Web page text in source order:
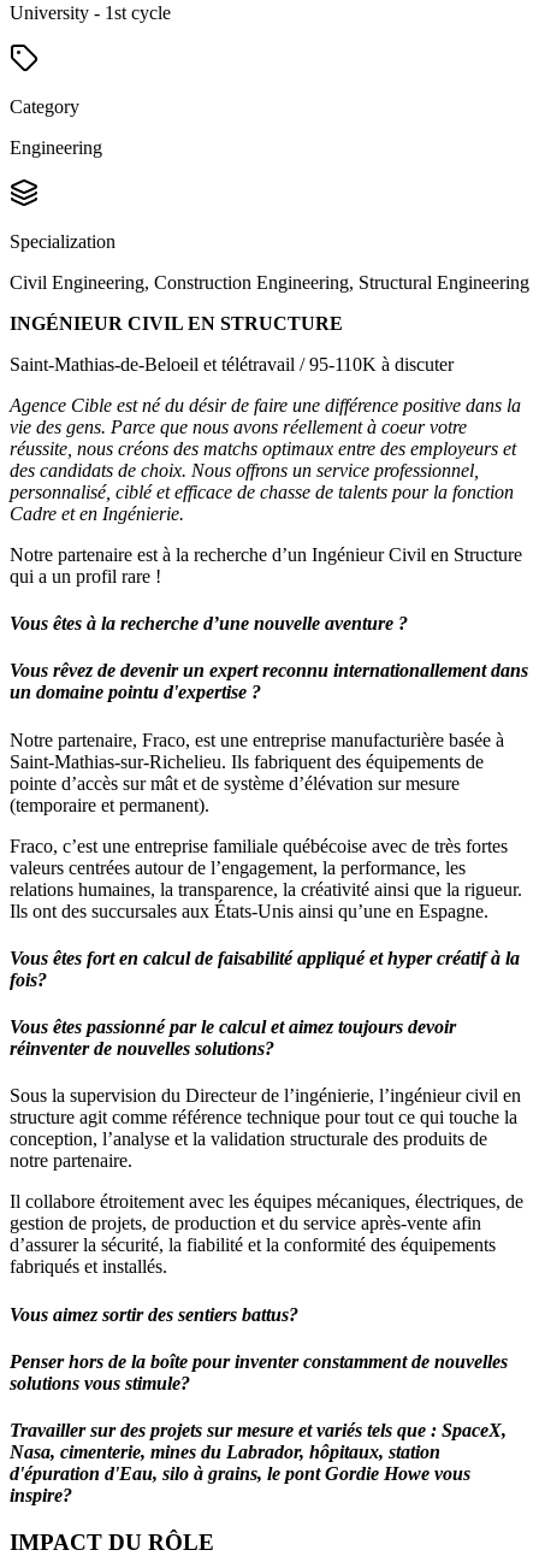
University - 1st cycle
Category
Engineering
Specialization
Civil Engineering, Construction Engineering, Structural Engineering
INGÉNIEUR CIVIL EN STRUCTURE
Saint-Mathias-de-Beloeil et télétravail / 95-110K à discuter
Agence Cible est né du désir de faire une différence positive dans la
vie des gens. Parce que nous avons réellement à coeur votre
réussite, nous créons des matchs optimaux entre des employeurs et
des candidats de choix. Nous offrons un service professionnel,
personnalisé, ciblé et efficace de chasse de talents pour la fonction
Cadre et en Ingénierie.
Notre partenaire est à la recherche d’un Ingénieur Civil en Structure
qui a un profil rare !
Vous êtes à la recherche d’une nouvelle aventure ?
Vous rêvez de devenir un expert reconnu internationallement dans
un domaine pointu d'expertise ?
Notre partenaire, Fraco, est une entreprise manufacturière basée à
Saint-Mathias-sur-Richelieu. Ils fabriquent des équipements de
pointe d’accès sur mât et de système d’élévation sur mesure
(temporaire et permanent).
Fraco, c’est une entreprise familiale québécoise avec de très fortes
valeurs centrées autour de l’engagement, la performance, les
relations humaines, la transparence, la créativité ainsi que la rigueur.
Ils ont des succursales aux États-Unis ainsi qu’une en Espagne.
Vous êtes fort en calcul de faisabilité appliqué et hyper créatif à la
fois?
Vous êtes passionné par le calcul et aimez toujours devoir
réinventer de nouvelles solutions?
Sous la supervision du Directeur de l’ingénierie, l’ingénieur civil en
structure agit comme référence technique pour tout ce qui touche la
conception, l’analyse et la validation structurale des produits de
notre partenaire.
Il collabore étroitement avec les équipes mécaniques, électriques, de
gestion de projets, de production et du service après-vente afin
d’assurer la sécurité, la fiabilité et la conformité des équipements
fabriqués et installés.
Vous aimez sortir des sentiers battus?
Penser hors de la boîte pour inventer constamment de nouvelles
solutions vous stimule?
Travailler sur des projets sur mesure et variés tels que : SpaceX,
Nasa, cimenterie, mines du Labrador, hôpitaux, station
d'épuration d'Eau, silo à grains, le pont Gordie Howe vous
inspire?
IMPACT DU RÔLE